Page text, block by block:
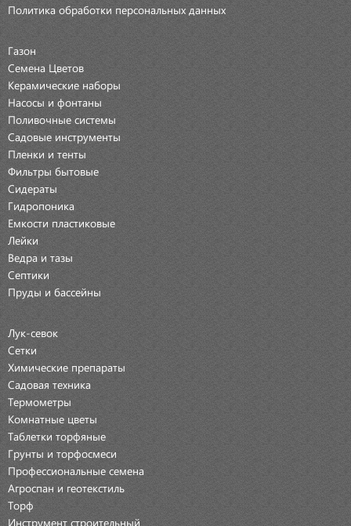
Политика обработки персональных данных
Газон
Семена Цветов
Керамические наборы
Насосы и фонтаны
Поливочные системы
Садовые инструменты
Пленки и тенты
Фильтры бытовые
Сидераты
Гидропоника
Емкости пластиковые
Лейки
Ведра и тазы
Септики
Пруды и бассейны
Лук-севок
Сетки
Химические препараты
Садовая техника
Термометры
Комнатные цветы
Таблетки торфяные
Грунты и торфосмеси
Профессиональные семена
Агроспан и геотекстиль
Торф
Инструмент строительный